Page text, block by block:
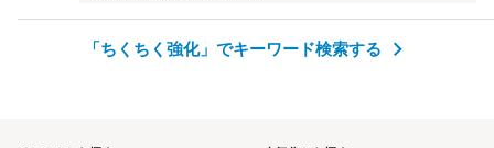
「ちくちく強化」でキーワード検索する